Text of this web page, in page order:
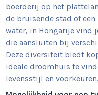
boerderij op het
de bruisende stad of
water, in Hongarije vind
die aansluiten bij
Deze diversiteit biedt
ideale droomhuis te
levensstijl en voorkeuren.